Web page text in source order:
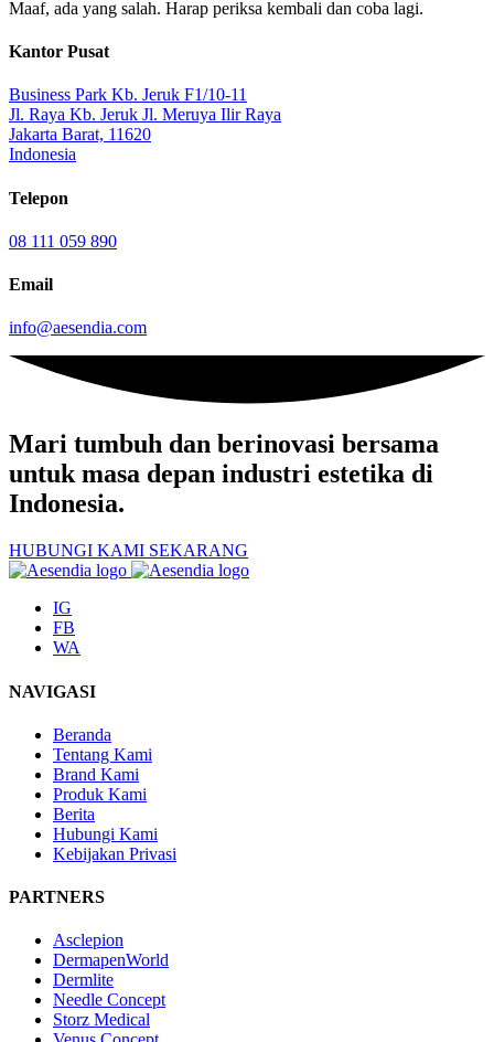
Maaf, ada yang salah. Harap periksa kembali dan coba lagi.
Kantor Pusat
Business Park Kb. Jeruk F1/10-11
Jl. Raya Kb. Jeruk Jl. Meruya Ilir Raya
Jakarta Barat, 11620
Indonesia
Telepon
08 111 059 890
Email
info@aesendia.com
Mari tumbuh dan berinovasi bersama
untuk masa depan industri estetika di
Indonesia.
HUBUNGI KAMI SEKARANG
IG
FB
WA
NAVIGASI
Beranda
Tentang Kami
Brand Kami
Produk Kami
Berita
Hubungi Kami
Kebijakan Privasi
PARTNERS
Asclepion
DermapenWorld
Dermlite
Needle Concept
Storz Medical